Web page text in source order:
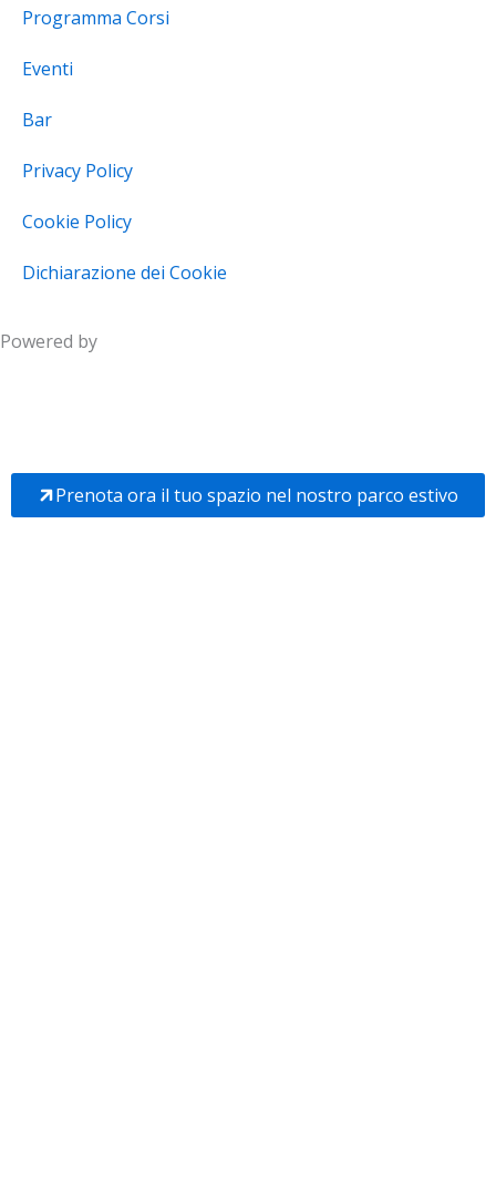
Programma Corsi
Eventi
Bar
Privacy Policy
Cookie Policy
Dichiarazione dei Cookie
Powered by
Prenota ora il tuo spazio nel nostro parco estivo